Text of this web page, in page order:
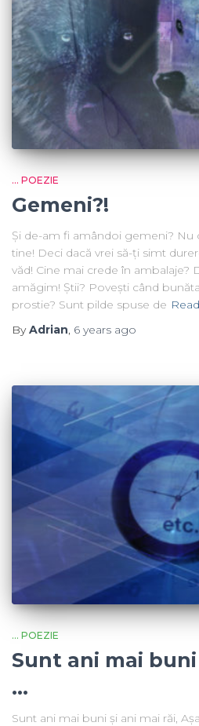
... POEZIE
Gemeni?!
Și de-am fi amândoi gemeni? Nu
tine! Deci dacă vrei să-ți simt
văd! Cine mai crede în ambalaje?
amăgim! Știi? Povești când
prostie? Sunt pilde spuse de
ByAdrian, 6 years ago
... POEZIE
Sunt ani mai
…
Sunt ani mai buni și ani mai răi,